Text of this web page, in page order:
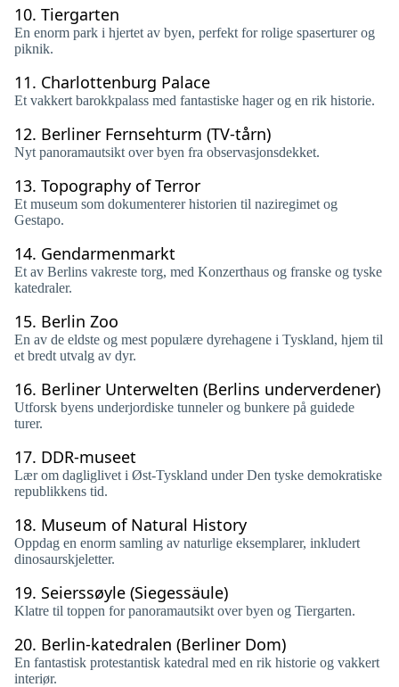
10. Tiergarten
En enorm park i hjertet av byen, perfekt for rolige spaserturer og
piknik.
11. Charlottenburg Palace
Et vakkert barokkpalass med fantastiske hager og en rik historie.
12. Berliner Fernsehturm (TV-tårn)
Nyt panoramautsikt over byen fra observasjonsdekket.
13. Topography of Terror
Et museum som dokumenterer historien til naziregimet og
Gestapo.
14. Gendarmenmarkt
Et av Berlins vakreste torg, med Konzerthaus og franske og tyske
katedraler.
15. Berlin Zoo
En av de eldste og mest populære dyrehagene i Tyskland, hjem til
et bredt utvalg av dyr.
16. Berliner Unterwelten (Berlins underverdener)
Utforsk byens underjordiske tunneler og bunkere på guidede
turer.
17. DDR-museet
Lær om dagliglivet i Øst-Tyskland under Den tyske demokratiske
republikkens tid.
18. Museum of Natural History
Oppdag en enorm samling av naturlige eksemplarer, inkludert
dinosaurskjeletter.
19. Seierssøyle (Siegessäule)
Klatre til toppen for panoramautsikt over byen og Tiergarten.
20. Berlin-katedralen (Berliner Dom)
En fantastisk protestantisk katedral med en rik historie og vakkert
interiør.